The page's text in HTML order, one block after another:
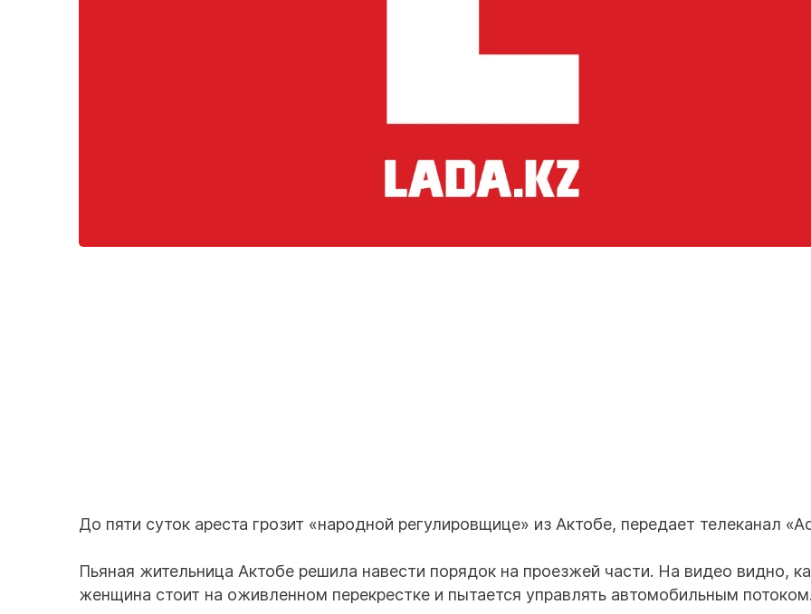
До пяти суток ареста грозит «народной регулировщице» из Актобе, передает телеканал
Пьяная жительница Актобе решила навести порядок на проезжей части. На видео видно,
женщина стоит на оживленном перекрестке и пытается управлять автомобильным потоком.